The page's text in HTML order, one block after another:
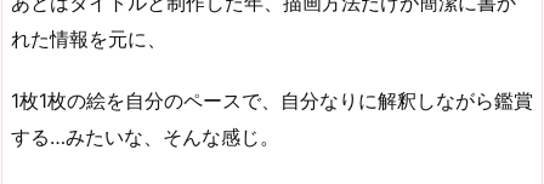
れた情報を元に、
1枚1枚の絵を自分のペースで、自分なりに解釈しながら鑑賞
する…みたいな、そんな感じ。